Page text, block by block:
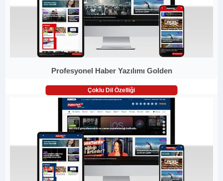
Profesyonel Haber Yazılımı Golden
Çoklu Dil Özelliği